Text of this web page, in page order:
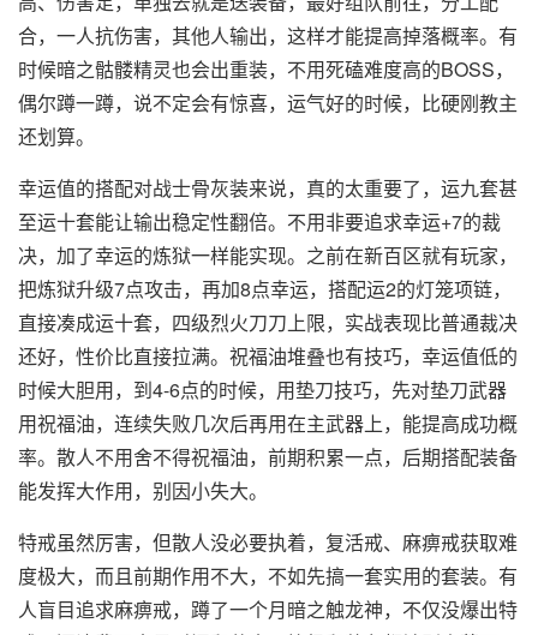
合，一人抗伤害，其他人输出，这样才能提高掉落概率。有
时候暗之骷髅精灵也会出重装，不用死磕难度高的BOSS，
偶尔蹲一蹲，说不定会有惊喜，运气好的时候，比硬刚教主
还划算。
幸运值的搭配对战士骨灰装来说，真的太重要了，运九套甚
至运十套能让输出稳定性翻倍。不用非要追求幸运+7的裁
决，加了幸运的炼狱一样能实现。之前在新百区就有玩家，
把炼狱升级7点攻击，再加8点幸运，搭配运2的灯笼项链，
直接凑成运十套，四级烈火刀刀上限，实战表现比普通裁决
还好，性价比直接拉满。祝福油堆叠也有技巧，幸运值低的
时候大胆用，到4-6点的时候，用垫刀技巧，先对垫刀武器
用祝福油，连续失败几次后再用在主武器上，能提高成功概
率。散人不用舍不得祝福油，前期积累一点，后期搭配装备
能发挥大作用，别因小失大。
特戒虽然厉害，但散人没必要执着，复活戒、麻痹戒获取难
度极大，而且前期作用不大，不如先搞一套实用的套装。有
人盲目追求麻痹戒，蹲了一个月暗之触龙神，不仅没爆出特